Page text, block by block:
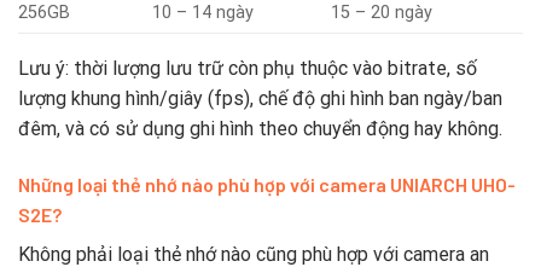
256GB
10 – 14ngày 15 –20ngày
Lưu ý: thời lượng lưu trữ còn phụ thuộc vào bitrate, số
lượng khung hình/giây (fps), chếđộ ghi hình ban ngày/ban
đêm, và có sử dụng ghi hình theo chuyển động hay không.
Những loại thẻ nhớ nào phù hợp với camera UNIARCH UHO-
S2E?
Không phải loại thẻ nhớnào cũng phù hợp với camera an